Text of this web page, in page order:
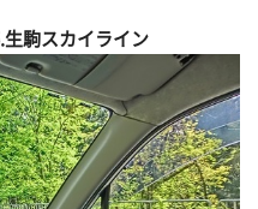
駒スカイライン